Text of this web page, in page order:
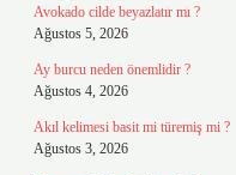
Avokado cilde beyazlatır mı ?
Ağustos 5, 2026
Ay burcu neden önemlidir ?
Ağustos 4, 2026
Akıl kelimesi basit mi türemiş mi ?
Ağustos 3, 2026